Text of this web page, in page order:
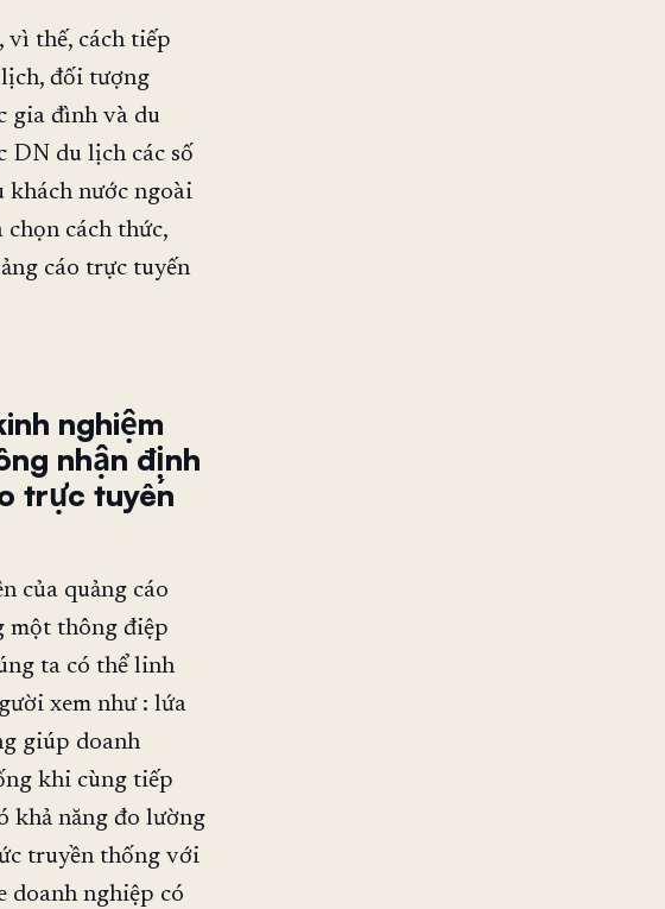
vì thế, cách tiếp
lịch, đối tượng
gia đình và du
DN du lịch các số
khách nước ngoài
cách thức,
cáo trực tuyến
nghiệm
nhận định
trực tuyến
của quảng cáo
một thông điệp
ta có thể linh
xem như : lứa
giúp doanh
khi cùng tiếp
khả năng đo lường
truyền thống với
doanh nghiệp có